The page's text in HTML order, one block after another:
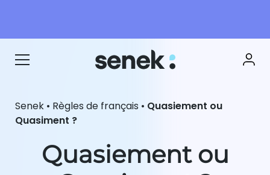
Senek • Règles de français • Quasiement ou
Quasiment ?
Quasiement ou